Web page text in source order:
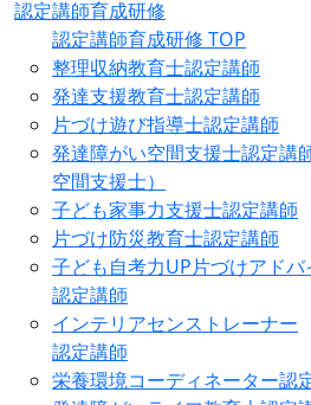
認定講師育成研修
認定講師育成研修 TOP
整理収納教育士認定講師
発達支援教育士認定講師
片づけ遊び指導士認定講師
発達障がい空間支援士認定講
空間支援士）
子ども家事力支援士認定講師
片づけ防災教育士認定講師
子ども自考力UP片づけアドバ
認定講師
インテリアセンストレーナー
認定講師
栄養環境コーディネーター認